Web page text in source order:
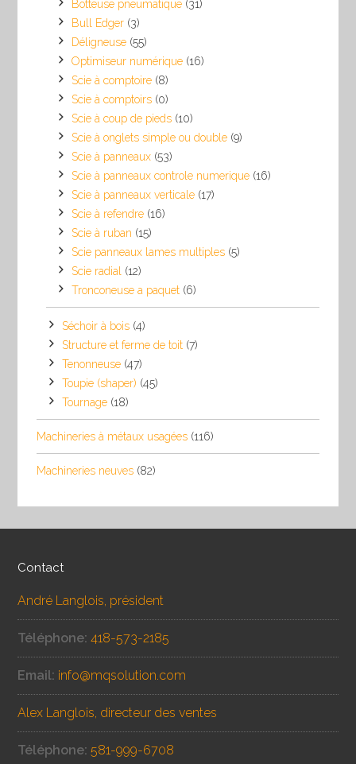
Botteuse pneumatique (31)
Bull Edger (3)
Déligneuse (55)
Optimiseur numérique (16)
Scie à comptoire (8)
Scie à comptoirs (0)
Scie à coup de pieds (10)
Scie à onglets simple ou double (9)
Scie à panneaux (53)
Scie à panneaux controle numerique (16)
Scie à panneaux verticale (17)
Scie à refendre (16)
Scie à ruban (15)
Scie panneaux lames multiples (5)
Scie radial (12)
Tronconeuse a paquet (6)
Séchoir à bois (4)
Structure et ferme de toit (7)
Tenonneuse (47)
Toupie (shaper) (45)
Tournage (18)
Machineries à métaux usagées (116)
Machineries neuves (82)
Contact
André Langlois, président
Téléphone: 418-573-2185
Email: info@mqsolution.com
Alex Langlois, directeur des ventes
Téléphone: 581-999-6708